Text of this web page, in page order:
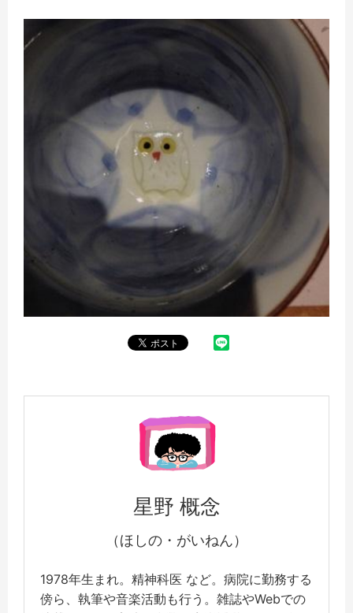
星野 概念
（ほしの・がいねん）
1978年生まれ。精神科医 など。病院に勤務する
傍ら、執筆や音楽活動も行う。雑誌やWebでの